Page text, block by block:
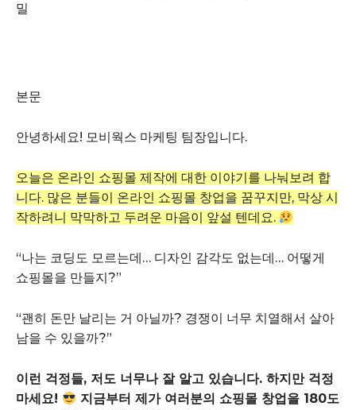
밀
본문
안녕하세요! 모비웍스 마케팅 팀장입니다.
오늘은 온라인 쇼핑몰 제작에 대한 이야기를 나눠보려 합
니다. 많은 분들이 온라인 쇼핑몰 창업을 꿈꾸지만, 막상 시
작하려니 막막하고 두려운 마음이 앞설 텐데요.
“나는 코딩도 모르는데… 디자인 감각도 없는데… 어떻게
쇼핑몰을 만들지?”
“괜히 돈만 날리는 거 아닐까? 경쟁이 너무 치열해서 살아
남을 수 있을까?”
이런 걱정들, 저도 너무나 잘 알고 있습니다. 하지만 걱정
마세요!
지금부터 제가 여러분의 쇼핑몰 창업을 180도